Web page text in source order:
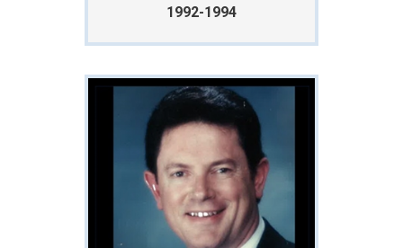
1992-1994